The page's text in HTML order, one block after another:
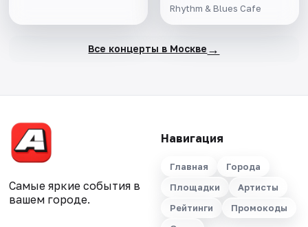
Rhythm & Blues Cafe
Все концерты в Москве →
Самые яркие события в
вашем городе.
Навигация
Главная
Города
Площадки
Артисты
Рейтинги
Промокоды